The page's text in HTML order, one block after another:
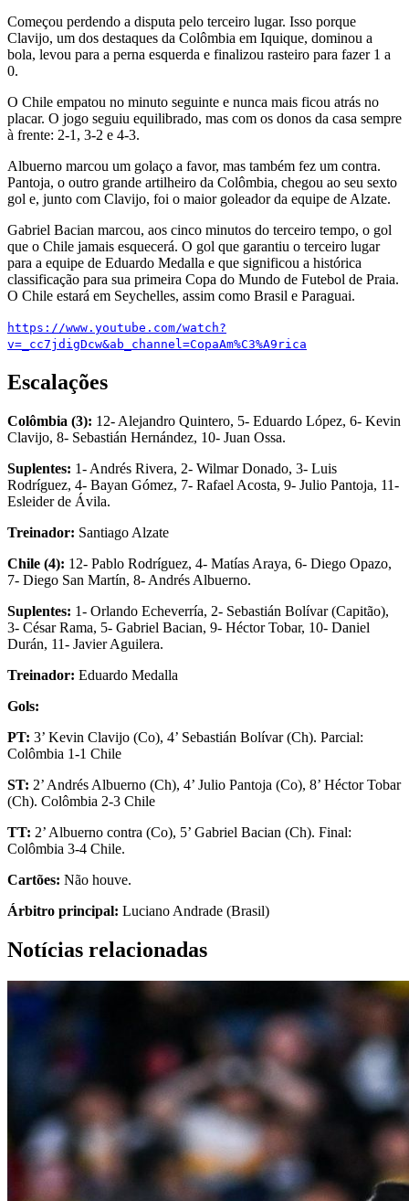
Começou perdendo a disputa pelo terceiro lugar. Isso porque
Clavijo, um dos destaques da Colômbia em Iquique, dominou a
bola, levou para a perna esquerda e finalizou rasteiro para fazer 1 a
0.
O Chile empatou no minuto seguinte e nunca mais ficou atrás no
placar. O jogo seguiu equilibrado, mas com os donos da casa sempre
à frente: 2-1, 3-2 e 4-3.
Albuerno marcou um golaço a favor, mas também fez um contra.
Pantoja, o outro grande artilheiro da Colômbia, chegou ao seu sexto
gol e, junto com Clavijo, foi o maior goleador da equipe de Alzate.
Gabriel Bacian marcou, aos cinco minutos do terceiro tempo, o gol
que o Chile jamais esquecerá. O gol que garantiu o terceiro lugar
para a equipe de Eduardo Medalla e que significou a histórica
classificação para sua primeira Copa do Mundo de Futebol de Praia.
O Chile estará em Seychelles, assim como Brasil e Paraguai.
https://www.youtube.com/watch?
v=_cc7jdigDcw&ab_channel=CopaAm%C3%A9rica
Escalações
Colômbia (3): 12- Alejandro Quintero, 5- Eduardo López, 6- Kevin
Clavijo, 8- Sebastián Hernández, 10- Juan Ossa.
Suplentes: 1- Andrés Rivera, 2- Wilmar Donado, 3- Luis
Rodríguez, 4- Bayan Gómez, 7- Rafael Acosta, 9- Julio Pantoja, 11-
Esleider de Ávila.
Treinador: Santiago Alzate
Chile (4): 12- Pablo Rodríguez, 4- Matías Araya, 6- Diego Opazo,
7- Diego San Martín, 8- Andrés Albuerno.
Suplentes: 1- Orlando Echeverría, 2- Sebastián Bolívar (Capitão),
3- César Rama, 5- Gabriel Bacian, 9- Héctor Tobar, 10- Daniel
Durán, 11- Javier Aguilera.
Treinador: Eduardo Medalla
Gols:
PT: 3’ Kevin Clavijo (Co), 4’ Sebastián Bolívar (Ch). Parcial:
Colômbia 1-1 Chile
ST: 2’ Andrés Albuerno (Ch), 4’ Julio Pantoja (Co), 8’ Héctor Tobar
(Ch). Colômbia 2-3 Chile
TT: 2’ Albuerno contra (Co), 5’ Gabriel Bacian (Ch). Final:
Colômbia 3-4 Chile.
Cartões: Não houve.
Árbitro principal: Luciano Andrade (Brasil)
Notícias relacionadas